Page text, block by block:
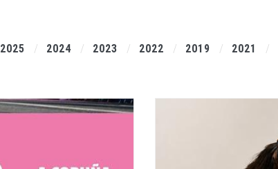
2025 2024 2023 2022 2019 2021